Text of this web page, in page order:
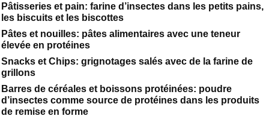
Pâtisseries et pain: farine d’insectes dans les petits pains,
les biscuits et les biscottes
Pâtes et nouilles: pâtes alimentaires avec une teneur
élevée en protéines
Snacks et Chips: grignotages salés avec de la farine de
grillons
Barres de céréales et boissons protéinées: poudre
d’insectes comme source de protéines dans les produits
de remise en forme